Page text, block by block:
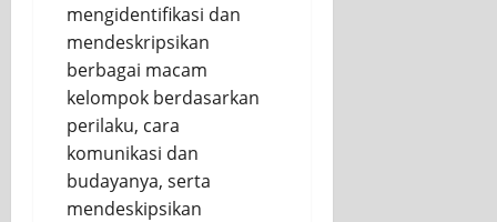
mengidentifikasi dan
mendeskripsikan
berbagai macam
kelompok berdasarkan
perilaku, cara
komunikasi dan
budayanya, serta
mendeskipsikan